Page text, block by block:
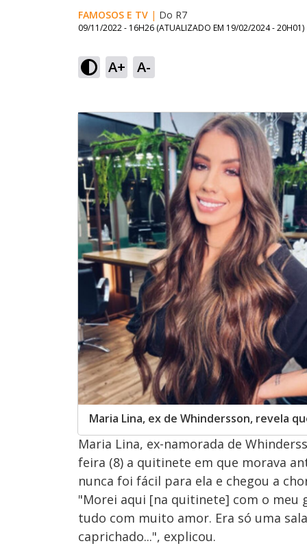
FAMOSOS E TV | Do R7
09/11/2022 - 16H26 (ATUALIZADO EM 19/02/2024 - 20H01)
A+ A-
Maria Lina, ex de Whindersson, revela
Maria Lina, ex-namorada de
feira (8) a quitinete em que morava
nunca foi fácil para ela e chegou a
"Morei aqui [na quitinete] com o meu
tudo com muito amor. Era só uma
caprichado...", explicou.